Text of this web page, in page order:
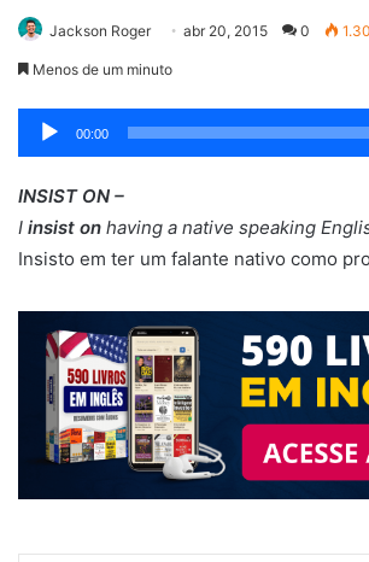
Jackson Roger abr 20, 2015 0
Menos de um minuto
Tocador
de
áudio
00:00
INSIST ON –
I insist on having a native speaking
Insisto em ter um falante nativo como